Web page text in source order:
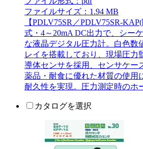
ファイルサイズ：1.94 MB
【PDLV75SR／PDLV75SR-
式・4～20mA DC出力で、シー
な液晶デジタル圧力計。白色数
レイを搭載しており、現場圧力
導体センサを採用、センサケー
薬品・耐食に優れた材質の使用
耐久性を実現。圧力測定時の
カタログを選択